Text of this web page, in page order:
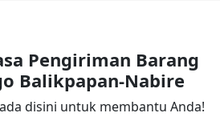
Pengiriman Barang
Balikpapan-Nabire
disini untuk membantu Anda!